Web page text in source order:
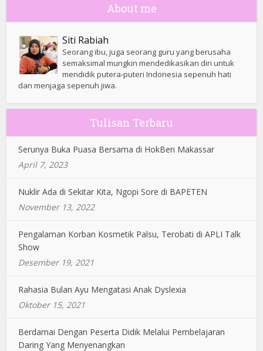
About me
Siti Rabiah
Seorang ibu, juga seorang guru yang berusaha
semaksimal mungkin mendedikasikan diri untuk
mendidik putera-puteri Indonesia sepenuh hati
dan menjaga sepenuh jiwa.
Tulisan Terbaru
Serunya Buka Puasa Bersama di HokBen Makassar
April 7, 2023
Nuklir Ada di Sekitar Kita, Ngopi Sore di BAPETEN
November 13, 2022
Pengalaman Korban Kosmetik Palsu, Terobati di APLI Talk
Show
Desember 19, 2021
Rahasia Bulan Ayu Mengatasi Anak Dyslexia
Oktober 15, 2021
Berdamai Dengan Peserta Didik Melalui Pembelajaran
Daring Yang Menyenangkan